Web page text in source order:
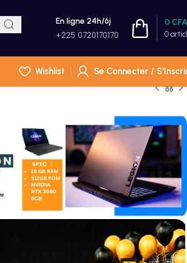
En ligne 24h/6j
+225 0720170170 0
0 CFA
Wishlist
Se Connecter /